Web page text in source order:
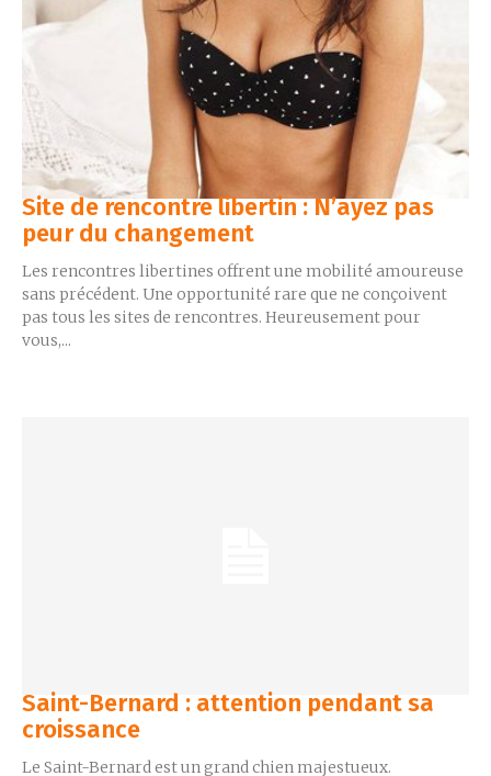
Site de rencontre libertin : N’ayez pas
peur du changement
Les rencontres libertines offrent une mobilité amoureuse
sans précédent. Une opportunité rare que ne conçoivent
pas tous les sites de rencontres. Heureusement pour
vous,...
Saint-Bernard : attention pendant sa
croissance
Le Saint-Bernard est un grand chien majestueux.